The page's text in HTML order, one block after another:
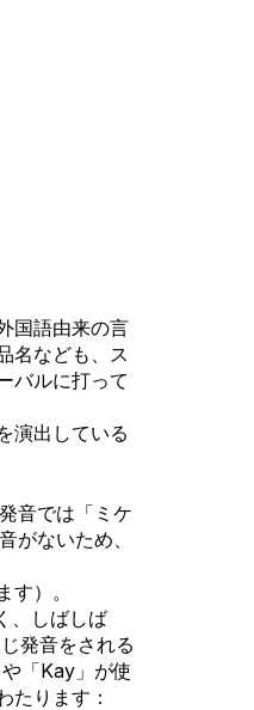
国語由来の言
名なども、ス
バルに打って
演出している
音では「ミケ
がないため、
）。
、しばしば
発音をされる
「Kay」が使
たります：